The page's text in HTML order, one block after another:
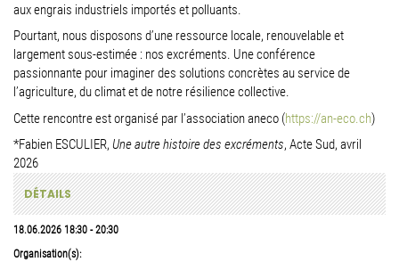
aux engrais industriels importés et polluants.
Pourtant, nous disposons d’une ressource locale, renouvelable et
largement sous-estimée : nos excréments. Une conférence
passionnante pour imaginer des solutions concrètes au service de
l’agriculture, du climat et de notre résilience collective.
Cette rencontre est organisé par l’association aneco (https://an-eco.ch)
*Fabien ESCULIER, Une autre histoire des excréments, Acte Sud, avril
2026
DÉTAILS
18.06.2026 18:30 -20:30
Organisation(s):